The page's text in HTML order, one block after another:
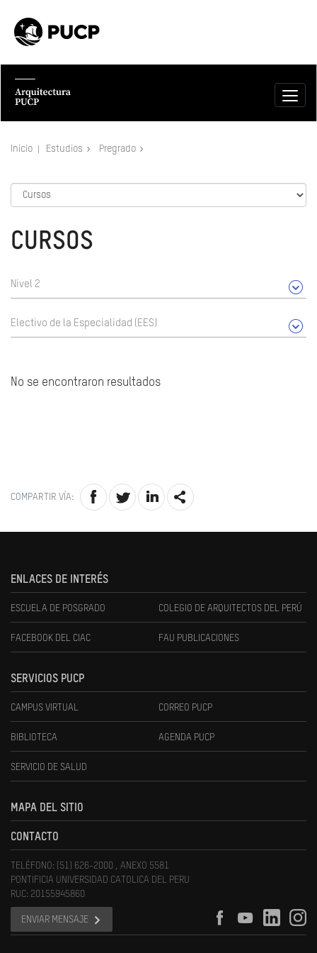
Inicio Estudios Pregrado
CURSOS
Nivel 2
Electivo de la Especialidad (EES)
No se encontraron resultados
COMPARTIR VÍA:
ENLACES DE INTERÉS
ESCUELA DE POSGRADO COLEGIO DE ARQUITECTOS DEL PERÚ
FACEBOOK DEL CIAC FAU PUBLICACIONES
SERVICIOS PUCP
CAMPUS VIRTUAL CORREO PUCP
BIBLIOTECA AGENDA PUCP
SERVICIO DE SALUD
MAPA DEL SITIO
CONTACTO
TELÉFONO: (51) 626-2000 , ANEXO 5581
PONTIFICIA UNIVERSIDAD CATOLICA DEL PERU
RUC: 20155945860
ENVIAR MENSAJE